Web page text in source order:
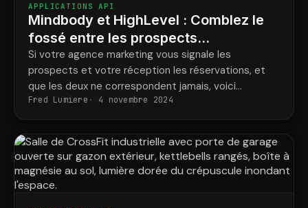
APPLICATIONS API
Mindbody et HighLevel : Comblez le
fossé entre les prospects
publicitaires et les clients confirmés
Si votre agence marketing vous signale les
prospects et votre réception les réservations, et
que les deux ne correspondent jamais, voici
comment les relier et convertir davantage de ces
prospects en réservations.
Fred Lumiere 4 novembre 2024